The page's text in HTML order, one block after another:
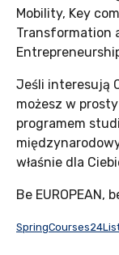
Mobility, Key
Transformation
Jeśli interesują
możesz w
programem
właśnie dla
Be EUROPEAN,